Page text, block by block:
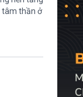
tâm thần ở